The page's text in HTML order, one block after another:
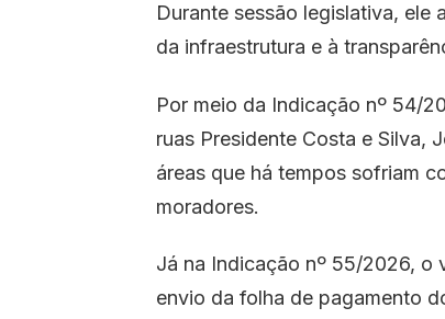
Durante sessão legislativa, ele
da infraestrutura e à
Por meio da Indicação nº 54/
ruas Presidente Costa e Silva,
áreas que há tempos sofriam
moradores.
Já na Indicação nº 55/2026, o
envio da folha de pagamento